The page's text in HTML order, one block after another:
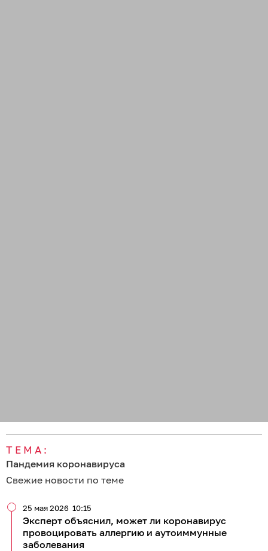
ТЕМА:
Пандемия коронавируса
Свежие новости по теме
Эксперт объяснил, может ли коронавирус
провоцировать аллергию и аутоиммунные
заболевания
25 мая 2026 10:15